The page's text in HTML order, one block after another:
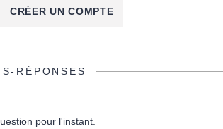
CRÉER UN COMPTE
RÉPONSES
pour l'instant.